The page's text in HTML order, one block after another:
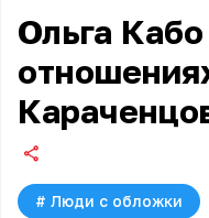
Ольга
# Люди с обложки